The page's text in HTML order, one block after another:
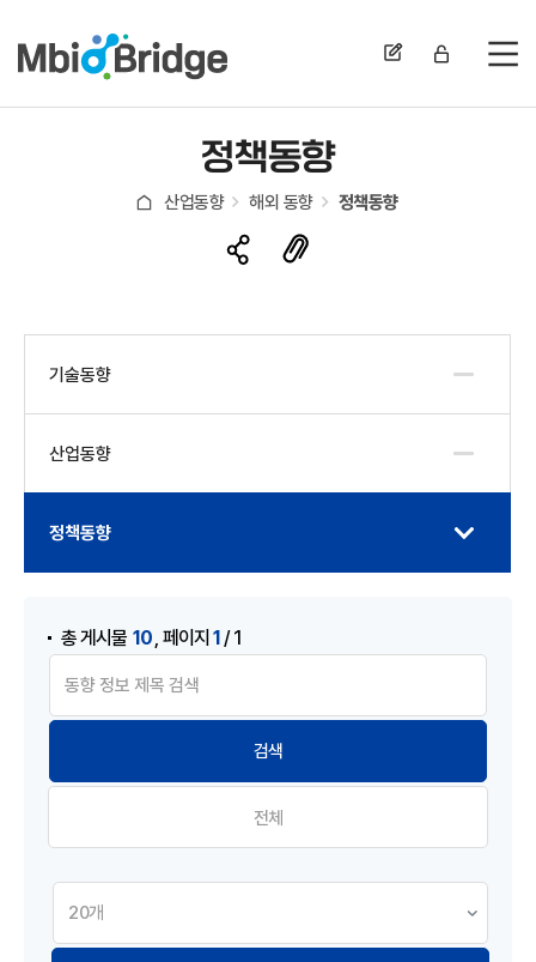
전
정책동향
산업동향 해외 동향 정책동향
기술동향
산업동향
정책동향
총 게시물 10 ,페이지1/ 1
전체